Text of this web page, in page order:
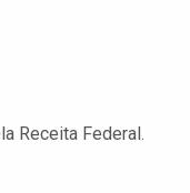
Receita Federal.